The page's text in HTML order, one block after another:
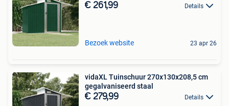
€ 261,99 Details
Bezoek website 23 apr 26
vidaXL Tuinschuur 270x130x208,5 cm
gegalvaniseerd staal
€ 279,99 Details